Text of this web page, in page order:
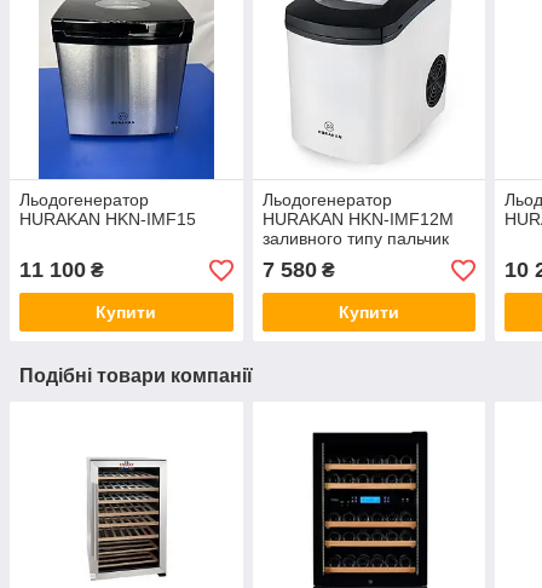
Льодогенератор
HURAKAN HKN-IMF15
11 100 ₴
Купити
Льодогенератор
HURAKAN HKN-IMF12M
заливного типу пальчик
7 580₴
Купити
10
Подібні товари компанії